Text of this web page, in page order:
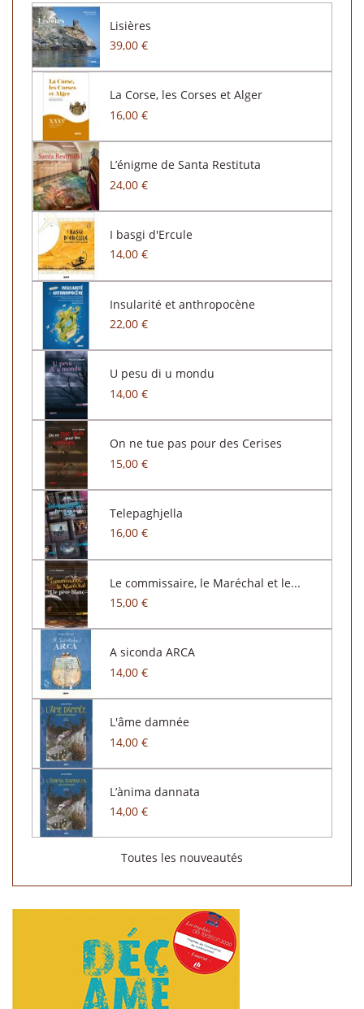
Lisières
39,00 €
La Corse, les Corses et Alger
16,00 €
L’énigme de Santa Restituta
24,00 €
I basgi d'Ercule
14,00 €
Insularité et anthropocène
22,00 €
U pesu di u mondu
14,00 €
On ne tue pas pour des Cerises
15,00 €
Telepaghjella
16,00 €
Le commissaire, le Maréchal et le...
15,00 €
A siconda ARCA
14,00 €
L'âme damnée
14,00 €
L’ànima dannata
14,00 €
Toutes les nouveautés